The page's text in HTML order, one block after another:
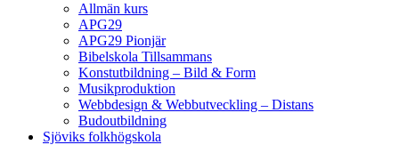
Allmän kurs
APG29
APG29 Pionjär
Bibelskola Tillsammans
Konstutbildning – Bild & Form
Musikproduktion
Webbdesign & Webbutveckling – Distans
Budoutbildning
Sjöviks folkhögskola